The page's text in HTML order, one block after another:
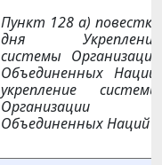
Пункт 128 а) повестки
дня Укрепление
системы Организации
Объединенных Наций:
укрепление системы
Организации
Объединенных Наций